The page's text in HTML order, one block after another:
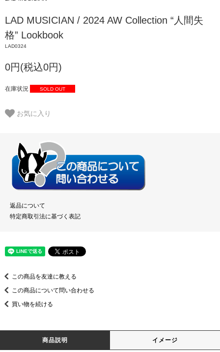
LAD MUSICIAN / 2024 AW Collection “人間失
格” Lookbook
LAD0324
0円(税込0円)
在庫状況 SOLD OUT
お気に入り
返品について
特定商取引法に基づく表記
この商品を友達に教える
この商品について問い合わせる
買い物を続ける
商品説明 イメージ